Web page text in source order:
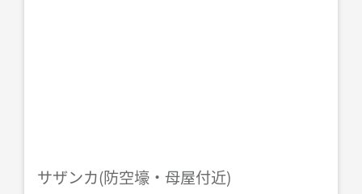
サザンカ(防空壕・母屋付近)